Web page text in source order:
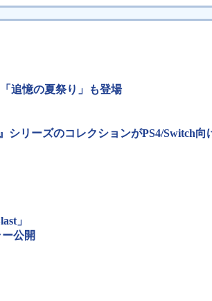
追憶の夏祭り」も登場
リーズのコレクションがPS4/Switch向
」
公開